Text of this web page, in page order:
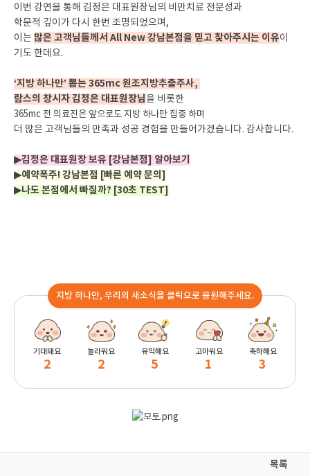
이번 강연을 통해 김정은 대표원장님의 비만치료 전문성과
학문적 깊이가 다시 한번 조명되었으며,
이는 많은 고객님들께서 All New 강남본점을 믿고 찾아주시는 이유이
기도 한데요.
‘지방 하나만’ 뽑는 365mc 원조지방추출주사,
람스의 창시자 김정은 대표원장님을 비롯한
365mc 전 의료진은 앞으로도 지방 하나만 집중 하며
더 많은 고객님들의 만족과 성공 경험을 만들어가겠습니다. 감사합니다.
▶김정은 대표원장 보유 [강남본점] 알아보기
▶예약폭주! 강남본점 [빠른 예약 문의]
▶나도 본점에서 빠질까? [30초 TEST]
지방 하나만, 우리의 새소식을 클릭으로 응원해주세요.
기대돼요
2
놀라워요
2
유익해요
5
고마워요
1
축하해요
3
목록